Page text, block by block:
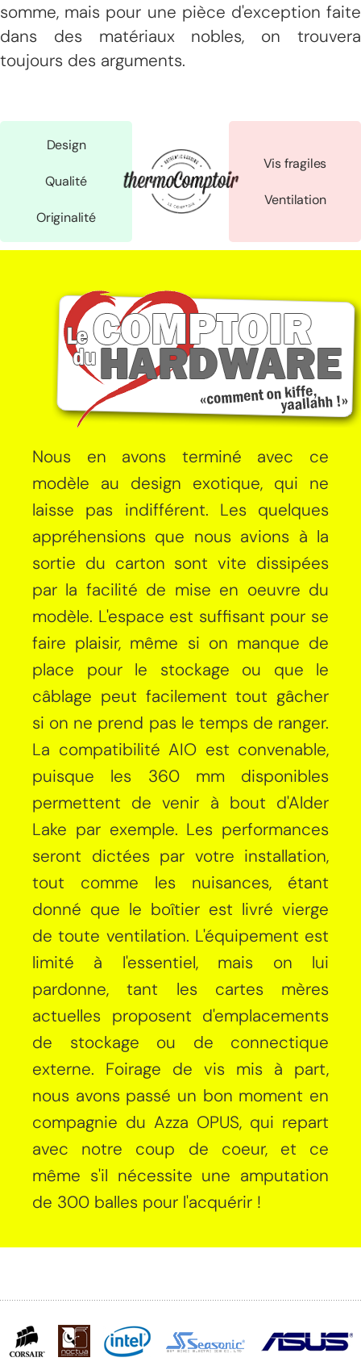
somme, mais pour une pièce d'exception faite
dans des matériaux nobles, on trouvera
toujours des arguments.
Design
Qualité
Originalité
Vis fragiles
Ventilation
Nous en avons terminé avec ce
modèle au design exotique, qui ne
laisse pas indifférent. Les quelques
appréhensions que nous avions à la
sortie du carton sont vite dissipées
par la facilité de mise en oeuvre du
modèle. L'espace est suffisant pour se
faire plaisir, même si on manque de
place pour le stockage ou que le
câblage peut facilement tout gâcher
si on ne prend pas le temps de ranger.
La compatibilité AIO est convenable,
puisque les 360 mm disponibles
permettent de venir à bout d'Alder
Lake par exemple. Les performances
seront dictées par votre installation,
tout comme les nuisances, étant
donné que le boîtier est livré vierge
de toute ventilation. L'équipement est
limité à l'essentiel, mais on lui
pardonne, tant les cartes mères
actuelles proposent d'emplacements
de stockage ou de connectique
externe. Foirage de vis mis à part,
nous avons passé un bon moment en
compagnie du Azza OPUS, qui repart
avec notre coup de coeur, et ce
même s'il nécessite une amputation
de 300 balles pour l'acquérir !